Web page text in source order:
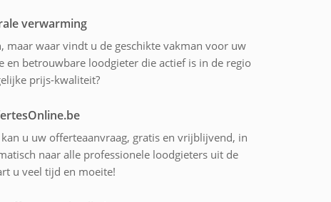
verwarming
waar vindt u de geschikte vakman voor uw
en betrouwbare loodgieter die actief is in de regio
prijs-kwaliteit?
u uw offerteaanvraag, gratis en vrijblijvend, in
naar alle professionele loodgieters uit de
u veel tijd en moeite!